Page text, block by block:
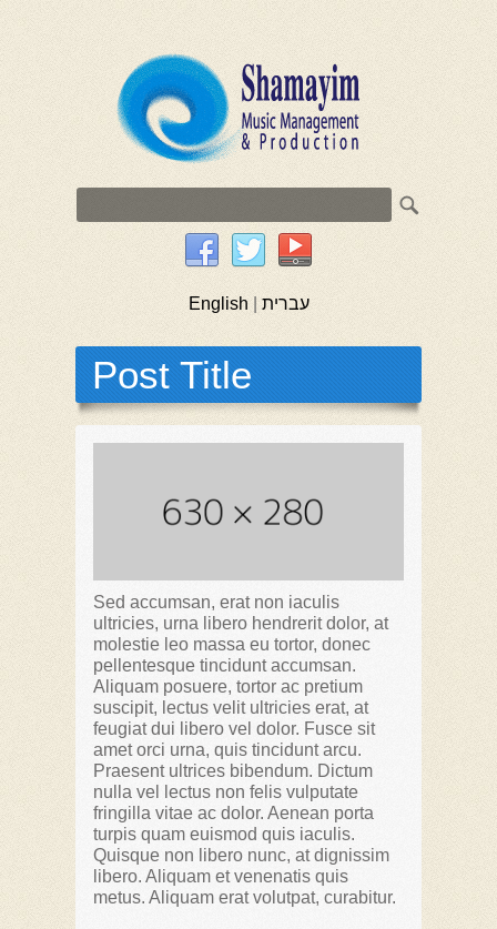
English | עברית
Post Title
Sed accumsan, erat non iaculis
ultricies, urna libero hendrerit dolor, at
molestie leo massa eu tortor, donec
pellentesque tincidunt accumsan.
Aliquam posuere, tortor ac pretium
suscipit, lectus velit ultricies erat, at
feugiat dui libero vel dolor. Fusce sit
amet orci urna, quis tincidunt arcu.
Praesent ultrices bibendum. Dictum
nulla vel lectus non felis vulputate
fringilla vitae ac dolor. Aenean porta
turpis quam euismod quis iaculis.
Quisque non libero nunc, at dignissim
libero. Aliquam et venenatis quis
metus. Aliquam erat volutpat, curabitur.